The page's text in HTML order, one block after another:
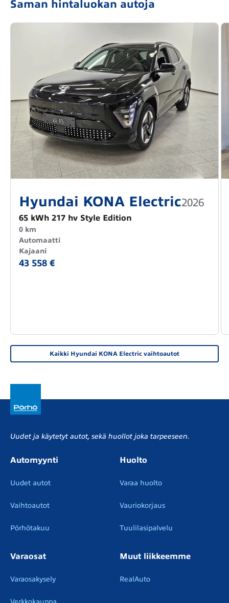
Saman hintaluokan autoja
Hyundai KONA Electric2026
65 kWh 217 hv Style Edition
0 km
Automaatti
Kajaani
43 558 €
Kaikki Hyundai KONA Electric vaihtoautot
Uudet ja käytetyt autot, sekä huollot joka tarpeeseen.
Automyynti
Uudet autot
Vaihtoautot
Pörhötakuu
Huolto
Varaa huolto
Vauriokorjaus
Tuulilasipalvelu
Varaosat
Varaosakysely
Muut liikkeemme
RealAuto